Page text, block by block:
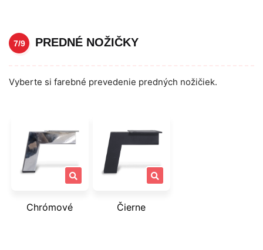
7/9 PREDNÉ NOŽIČKY
Vyberte si farebné prevedenie predných nožičiek.
Chrómové Čierne